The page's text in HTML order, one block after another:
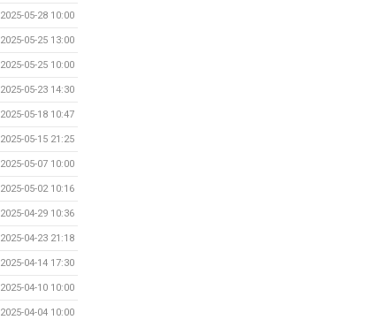
2025-05-28 10:00
2025-05-25 13:00
2025-05-25 10:00
2025-05-23 14:30
2025-05-18 10:47
2025-05-15 21:25
2025-05-07 10:00
2025-05-02 10:16
2025-04-29 10:36
2025-04-23 21:18
2025-04-14 17:30
2025-04-10 10:00
2025-04-04 10:00